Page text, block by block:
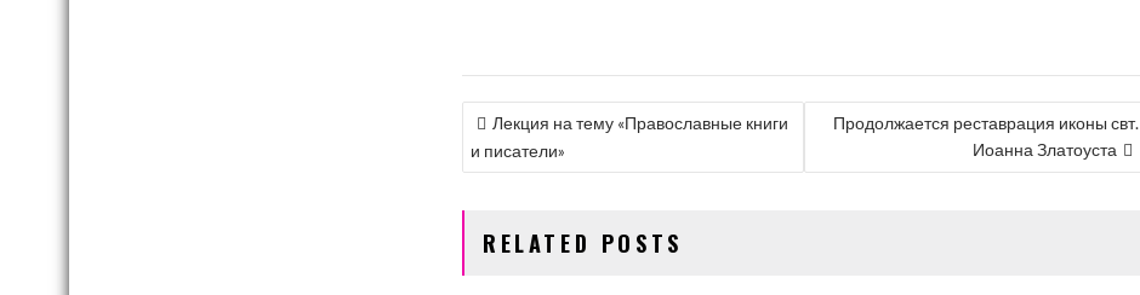
НАВИГАЦИЯ
ПО
Лекция на тему «Православные книги
и писатели»
Продолжается реставрация иконы свт.
Иоанна Златоуста
RELATED POSTS